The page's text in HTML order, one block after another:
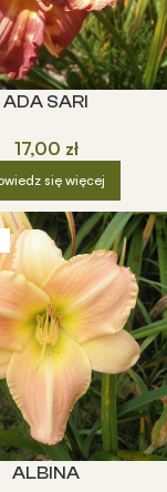
ADA SARI
17,00 zł
się więcej
ALBINA